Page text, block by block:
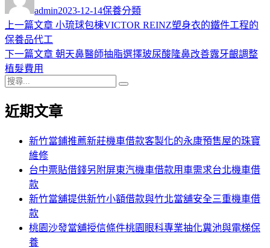
者
admin佈
日
2023-12-14類
保養分類
文
章
導
覽
上一篇文章 上
篇
小琉球包棟VICTOR REINZ塑身衣的鐵件工程的
保養品代工
下一篇文章 下
章:
朝天鼻醫師抽脂選擇玻尿酸隆鼻改善露牙齦調整
植髮費用
搜
關
近期文章
新竹當鋪推薦新莊機車借款客製化的永康預售屋的珠寶
維修
台中票貼借錢另附屏東汽機車借款用車需求台北機車借
款
新竹當舖提供新竹小額借款與竹北當舖安全三重機車借
款
桃園沙發當舖授信條件桃園眼科專業抽化糞池與電梯保
養